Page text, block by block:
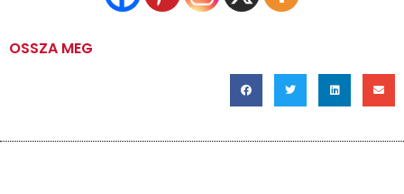
OSSZA MEG